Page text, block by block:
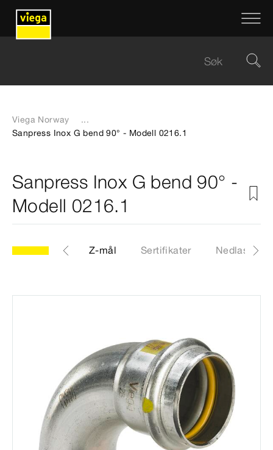
Viega Norway
...
Sanpress Inox G bend 90° - Modell 0216.1
Sanpress Inox G bend 90° -
Modell 0216.1
CAD-filer Z-mål Sertifikater